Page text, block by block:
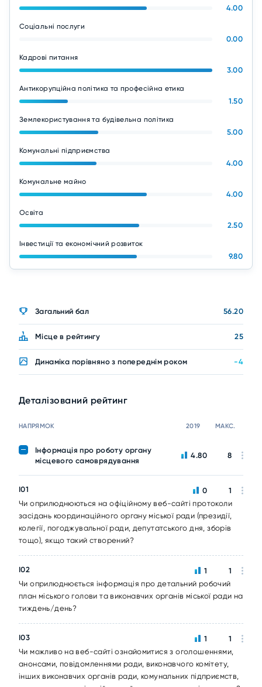
4.00
Соціальні послуги
0.00
Кадрові питання
3.00
Антикорупційна політика та професійна етика
1.50
Землекористування та будівельна політика
5.00
Комунальні підприємства
4.00
Комунальне майно
4.00
Освіта
2.50
Інвестиції та економічний розвиток
9.80
Загальний бал 56.20
Місце в рейтингу 25
Динаміка порівняно з попереднім роком -4
Деталізований рейтинг
НАПРЯМОК 2019 МАКС.
Інформація про роботу органу
місцевого самоврядування
4.80 8
I01
Чи оприлюднюються на офіційному веб-сайті протоколи
засідань координаційного органу міської ради (президії,
колегії, погоджувальної ради, депутатського дня, зборів
тощо), якщо такий створений?
0 1
I02
Чи оприлюднюється інформація про детальний робочий
план міського голови та виконавчих органів міської ради на
тиждень/день?
1 1
I03
Чи можливо на веб-сайті ознайомитися з оголошеннями,
анонсами, повідомленнями ради, виконавчого комітету,
інших виконавчих органів ради, комунальних підприємств,
1 1